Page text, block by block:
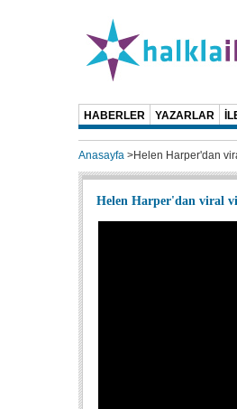
HABERLER YAZARLAR
Anasayfa >Helen Harper'dan
Helen Harper'dan viral